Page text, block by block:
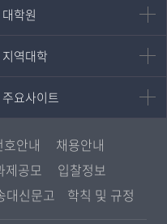
대학원
대학원
학원
경영대학원
지역대학
지역대학
역대학 포털
서울지역대학
구경북지역대학
천지역대학
주전남지역대학
주요사이트
주요사이트
토링
로심리상담
육정보화본부
립대학육성사업
안내
채용안내
제공모
입찰정보
대신문고 학칙 및 규정